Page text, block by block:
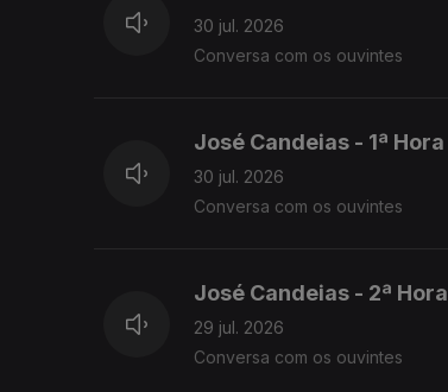
30 jul. 2026
Conversa com os ouvintes
José Candeias - 1ª Hora
30 jul. 2026
Conversa com os ouvintes
José Candeias - 2ª Hora
29 jul. 2026
Conversa com os ouvintes